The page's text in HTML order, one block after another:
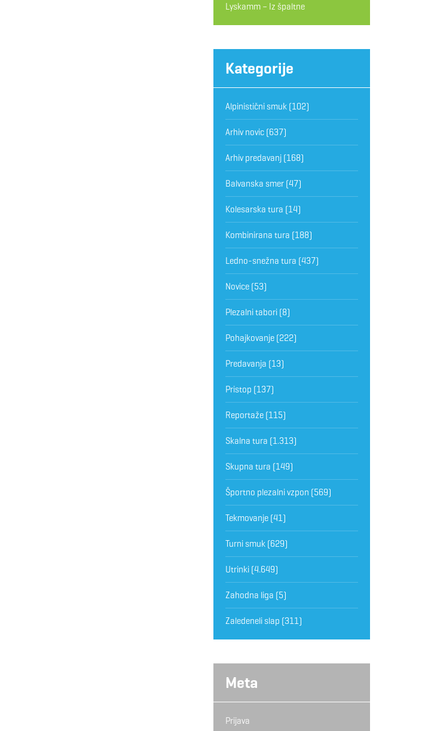
Lyskamm – Iz špaltne
Kategorije
Alpinistični smuk(102)
Arhiv novic(637)
Arhiv predavanj(168)
Balvanska smer(47)
Kolesarska tura (14)
Kombinirana tura (188)
Ledno-snežna tura (437)
Novice(53)
Plezalni tabori(8)
Pohajkovanje(222)
Predavanja (13)
Pristop (137)
Reportaže(115)
Skalna tura (1.313)
Skupna tura (149)
Športno plezalni vzpon (569)
Tekmovanje(41)
Turni smuk(629)
Utrinki(4.649)
Zahodna liga (5)
Zaledeneli slap (311)
Meta
Prijava